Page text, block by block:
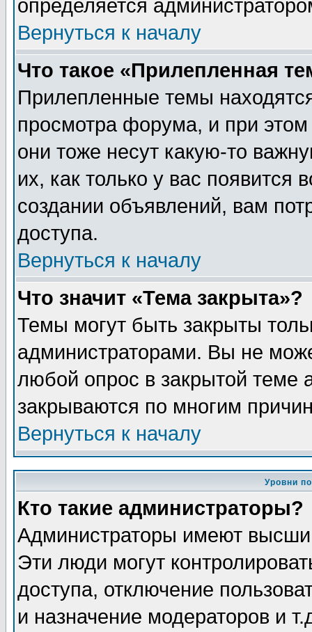
определяется
Вернуться к началу
Что такое «Прилепленная
Прилепленные темы
просмотра форума, и при
они тоже несут какую-то
их, как только у вас появится
создании объявлений, вам
доступа.
Вернуться к началу
Что значит «Тема закрыта»?
Темы могут быть закрыты
администраторами. Вы не
любой опрос в закрытой теме
закрываются по многим
Вернуться к началу
Уровни
Кто такие администраторы?
Администраторы имеют
Эти люди могут
доступа, отключение
и назначение модераторов и